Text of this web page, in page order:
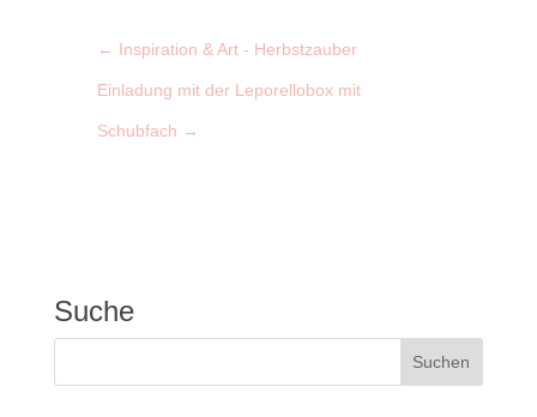
← Inspiration & Art - Herbstzauber
Einladung mit der Leporellobox mit
Schubfach →
Suche